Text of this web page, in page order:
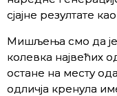
сјајне резултате
Мишљења смо да је
колевка највећих
остане на месту
одличја кренула